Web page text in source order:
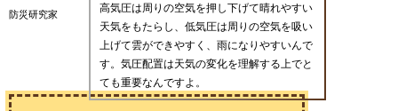
防災研究家
高気圧は周りの空気を押し下げて晴れやすい
天気をもたらし、低気圧は周りの空気を吸い
上げて雲ができやすく、雨になりやすいんで
す。気圧配置は天気の変化を理解する上でと
ても重要なんですよ。